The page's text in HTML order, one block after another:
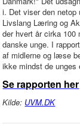
i. Det viser den netop
Livslang Læring og
der hvert år cirka 100
danske unge. I
af midlerne og læse
ikke mindst de unges
Se rapporten her
Kilde: UVM.DK